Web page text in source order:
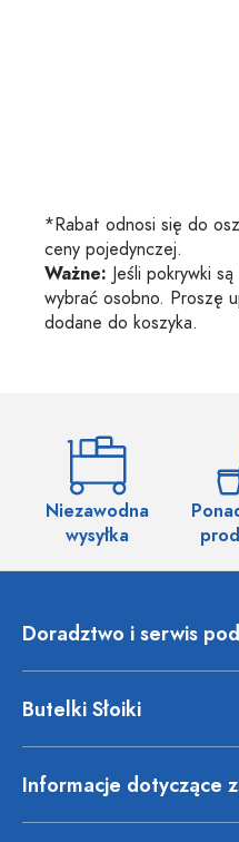
*Rabat odnosi się do
ceny pojedynczej.
Ważne: Jeśli pokrywki
wybrać osobno. Proszę
dodane do koszyka.
Niezawodna
wysyłka
Doradztwo i serwis
Butelki Słoiki
Informacje dotyczące